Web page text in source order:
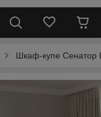
Шкаф-купе